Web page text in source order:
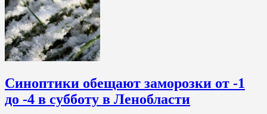
Синоптики обещают заморозки от -1
до -4 в субботу в Ленобласти